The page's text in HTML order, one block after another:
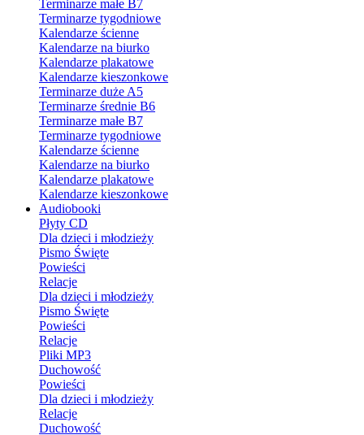
Terminarze małe B7
Terminarze tygodniowe
Kalendarze ścienne
Kalendarze na biurko
Kalendarze plakatowe
Kalendarze kieszonkowe
Terminarze duże A5
Terminarze średnie B6
Terminarze małe B7
Terminarze tygodniowe
Kalendarze ścienne
Kalendarze na biurko
Kalendarze plakatowe
Kalendarze kieszonkowe
Audiobooki
Płyty CD
Dla dzieci i młodzieży
Pismo Święte
Powieści
Relacje
Dla dzieci i młodzieży
Pismo Święte
Powieści
Relacje
Pliki MP3
Duchowość
Powieści
Dla dzieci i młodzieży
Relacje
Duchowość